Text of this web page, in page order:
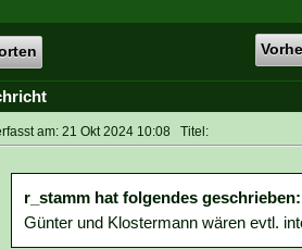
am: 21 Okt 2024 10:08 Titel:
r_stamm hat folgendes geschrieben:
Günter und Klostermann wären evtl.